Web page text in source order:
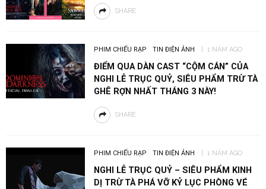
SHARE
PHIM CHIẾU RẠP TIN ĐIỆN ẢNH 1 NĂM AGO
ĐIỂM QUA DÀN CAST “CỘM CÁN” CỦA
NGHI LỄ TRỤC QUỶ, SIÊU PHẨM TRỪ TÀ
GHÊ RỢN NHẤT THÁNG 3 NÀY!
SHARE
PHIM CHIẾU RẠP TIN ĐIỆN ẢNH 1 NĂM AGO
NGHI LỄ TRỤC QUỶ – SIÊU PHẨM KINH
DỊ TRỪ TÀ PHÁ VỠ KỶ LỤC PHÒNG VÉ